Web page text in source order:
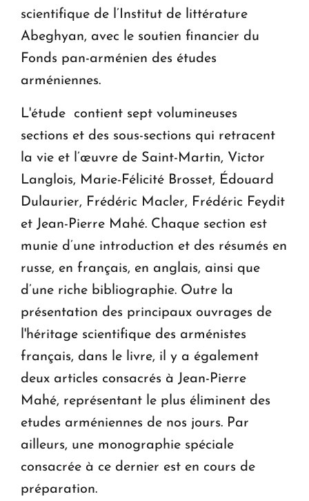
scientifique de l’Institut de littérature
Abeghyan, avec le soutien financier du
Fonds pan-arménien des études
arméniennes.
L'étude contient sept volumineuses
sections et des sous-sections qui retracent
la vie et l’œuvre de Saint-Martin, Victor
Langlois, Marie-Félicité Brosset, Édouard
Dulaurier, Frédéric Macler, Frédéric Feydit
et Jean-Pierre Mahé. Chaque section est
munie d’une introduction et des résumés en
russe, en français, en anglais, ainsi que
d’une riche bibliographie. Outre la
présentation des principaux ouvrages de
l'héritage scientifique des arménistes
français, dans le livre, il y a également
deux articles consacrés à Jean-Pierre
Mahé, représentant le plus éliminent des
etudes arméniennes de nos jours. Par
ailleurs, une monographie spéciale
consacrée à ce dernier est en cours de
préparation.